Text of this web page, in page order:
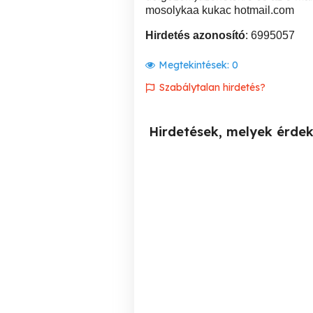
mosolykaa kukac hotmail.com
Hirdetés azonosító: 6995057
Megtekintések: 0
Szabálytalan hirdetés?
Hirdetések, melyek